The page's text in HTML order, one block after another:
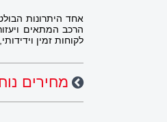
אחד היתרונות
הרכב המתאים
לקוחות זמין
מחירים